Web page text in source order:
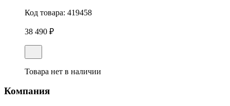
Код товара: 419458
38 490 ₽
Товара нет в наличии
Компания